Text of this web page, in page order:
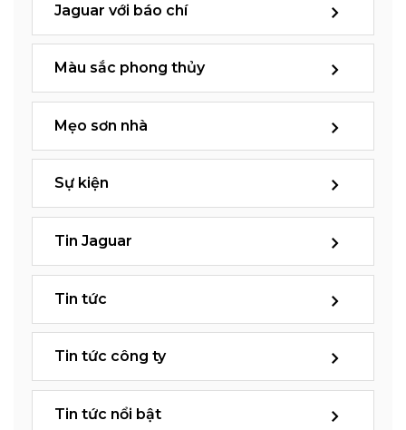
Jaguar với báo chí
Màu sắc phong thủy
Mẹo sơn nhà
Sự kiện
Tin Jaguar
Tin tức
Tin tức công ty
Tin tức nổi bật